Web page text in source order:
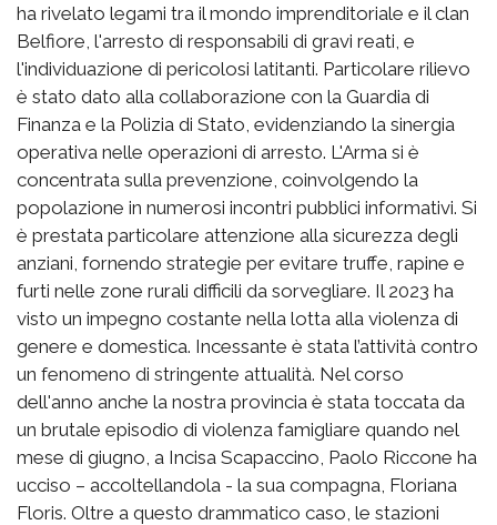
ha rivelato legami tra il mondo imprenditoriale e il clan
Belfiore, l'arresto di responsabili di gravi reati, e
l'individuazione di pericolosi latitanti. Particolare rilievo
è stato dato alla collaborazione con la Guardia di
Finanza e la Polizia di Stato, evidenziando la sinergia
operativa nelle operazioni di arresto. L'Arma si è
concentrata sulla prevenzione, coinvolgendo la
popolazione in numerosi incontri pubblici informativi. Si
è prestata particolare attenzione alla sicurezza degli
anziani, fornendo strategie per evitare truffe, rapine e
furti nelle zone rurali difficili da sorvegliare. Il 2023 ha
visto un impegno costante nella lotta alla violenza di
genere e domestica. Incessante è stata l’attività contro
un fenomeno di stringente attualità. Nel corso
dell'anno anche la nostra provincia è stata toccata da
un brutale episodio di violenza famigliare quando nel
mese di giugno, a Incisa Scapaccino, Paolo Riccone ha
ucciso – accoltellandola - la sua compagna, Floriana
Floris. Oltre a questo drammatico caso, le stazioni